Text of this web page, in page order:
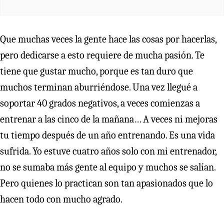
Que muchas veces la gente hace las cosas por hacerlas,
pero dedicarse a esto requiere de mucha pasión. Te
tiene que gustar mucho, porque es tan duro que
muchos terminan aburriéndose. Una vez llegué a
soportar 40 grados negativos, a veces comienzas a
entrenar a las cinco de la mañana… A veces ni mejoras
tu tiempo después de un año entrenando. Es una vida
sufrida. Yo estuve cuatro años solo con mi entrenador,
no se sumaba más gente al equipo y muchos se salían.
Pero quienes lo practican son tan apasionados que lo
hacen todo con mucho agrado.